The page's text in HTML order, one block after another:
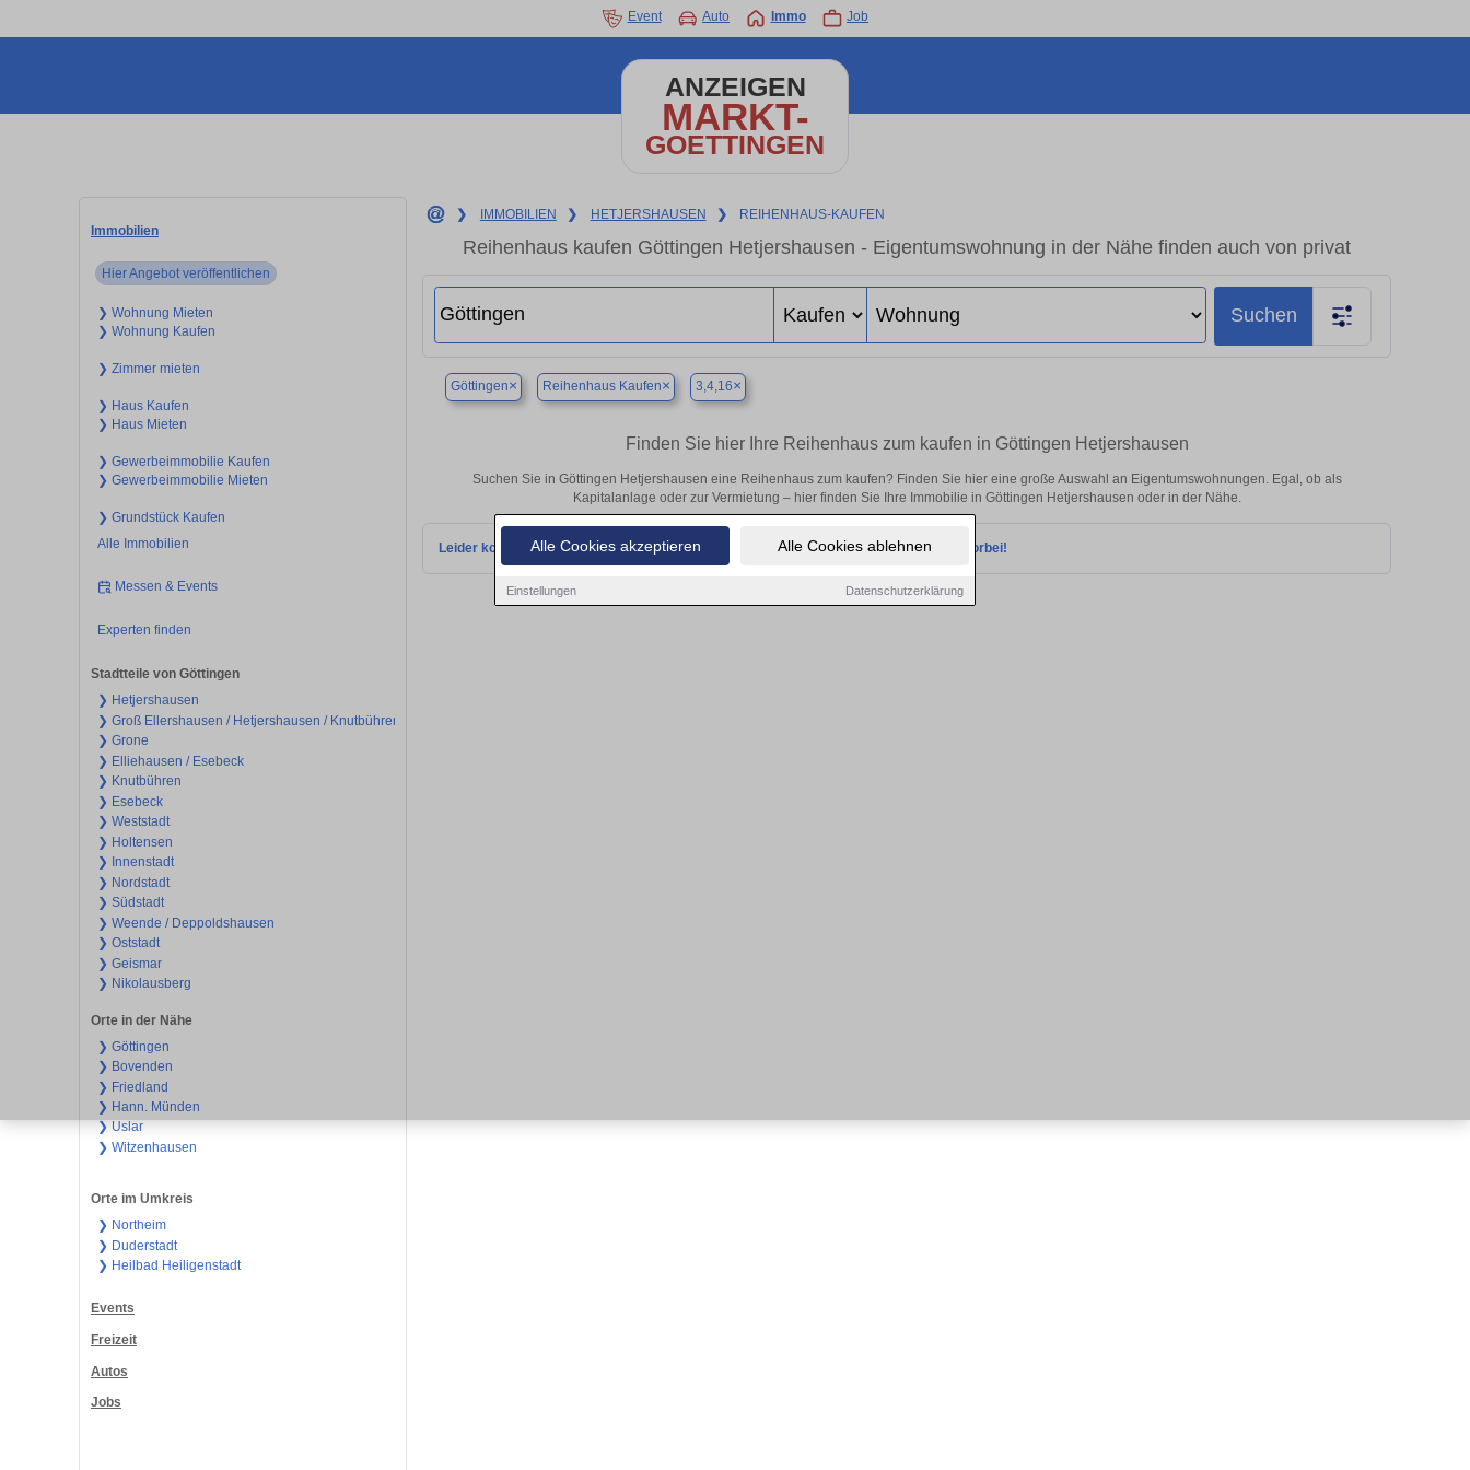
Alle Cookies akzeptieren Alle Cookies ablehnen
Einstellungen Datenschutzerklärung
Event Auto Immo Job
ANZEIGEN
MARKT-
GOETTINGEN
Immobilien
Hier Angebot veröffentlichen
❯ Wohnung Mieten
❯ Wohnung Kaufen
❯ Zimmer mieten
❯ Haus Kaufen
❯ Haus Mieten
❯ Gewerbeimmobilie Kaufen
❯ Gewerbeimmobilie Mieten
❯ Grundstück Kaufen
Alle Immobilien
Messen & Events
Experten finden
Stadtteile von Göttingen
❯ Hetjershausen
❯ Groß Ellershausen / Hetjershausen / Knutbühren
❯ Grone
❯ Elliehausen / Esebeck
❯ Knutbühren
❯ Esebeck
❯ Weststadt
❯ Holtensen
❯ Innenstadt
❯ Nordstadt
❯ Südstadt
❯ Weende / Deppoldshausen
❯ Oststadt
❯ Geismar
❯ Nikolausberg
Orte in der Nähe
❯ Göttingen
❯ Bovenden
❯ Friedland
❯ Hann. Münden
❯ Uslar
❯ Witzenhausen
Orte im Umkreis
❯ Northeim
❯ Duderstadt
❯ Heilbad Heiligenstadt
Events
Freizeit
Autos
Jobs
❯ IMMOBILIEN ❯ HETJERSHAUSEN ❯ REIHENHAUS-KAUFEN
Reihenhaus kaufen Göttingen Hetjershausen - Eigentumswohnung in der Nähe finden auch von privat
Suchen
Göttingen× Reihenhaus Kaufen× 3,4,16×
Finden Sie hier Ihre Reihenhaus zum kaufen in Göttingen Hetjershausen
Suchen Sie in Göttingen Hetjershausen eine Reihenhaus zum kaufen? Finden Sie hier eine große Auswahl an Eigentumswohnungen. Egal, ob als
Kapitalanlage oder zur Vermietung – hier finden Sie Ihre Immobilie in Göttingen Hetjershausen oder in der Nähe.
Leider konnten wir derzeit keine passenden Objekte finden. Schauen Sie bald wieder vorbei!